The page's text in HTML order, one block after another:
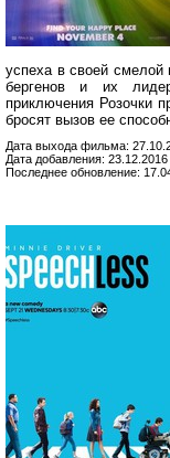
успеха в своей смелой
бергенов и их
приключения Розочки
бросят вызов ее
Дата выхода фильма:
Дата добавления: 23.12.2016
Последнее обновление: